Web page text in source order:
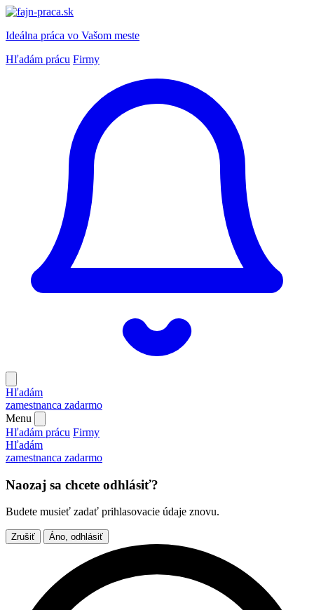
Ideálna práca vo Vašom meste
Hľadám prácu Firmy
Hľadám
zamestnanca zadarmo
Menu
Hľadám prácu Firmy
Hľadám
zamestnanca zadarmo
Naozaj sa chcete odhlásiť?
Budete musieť zadať prihlasovacie údaje znovu.
Zrušiť Áno, odhlásiť